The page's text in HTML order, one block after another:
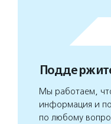
Мы работаем,
информация и
по любому